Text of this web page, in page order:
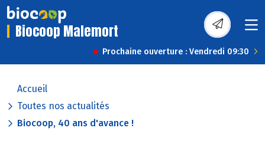
Biocoop Malemort
Prochaine ouverture : Vendredi 09:30
Accueil
Toutes nos actualités
Biocoop, 40 ans d'avance !